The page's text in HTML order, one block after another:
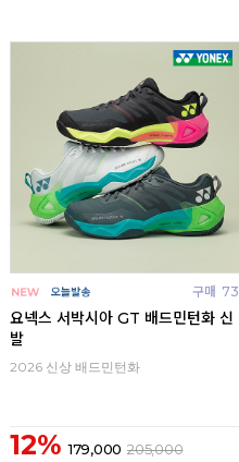
구매 73
요넥스 서박시아 GT 배드민턴화 신
발
2026 신상 배드민턴화
12% 179,000 205,000